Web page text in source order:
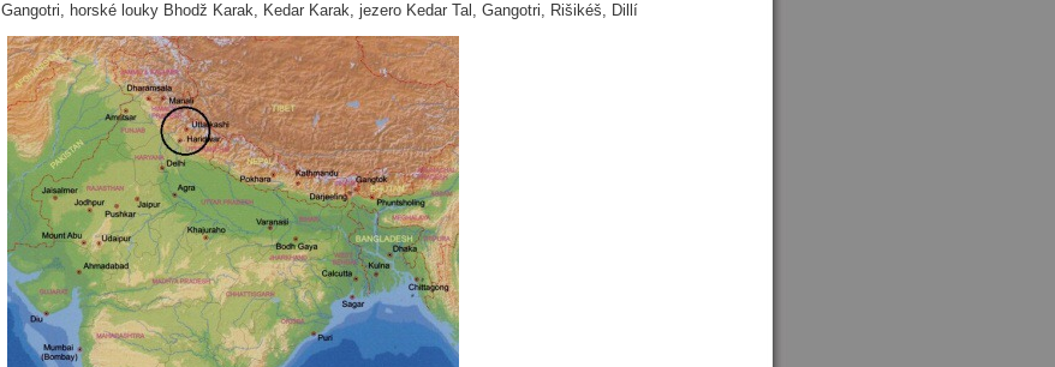
Gangotri, horské louky Bhodž Karak, Kedar Karak, jezero Kedar Tal, Gangotri, Rišikéš, Dillí